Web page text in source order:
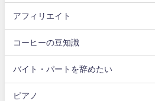
アフィリエイト
コーヒーの豆知識
バイト・パートを辞めたい
ピアノ